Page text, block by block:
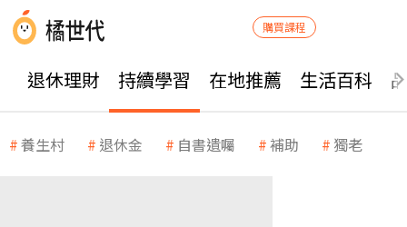
購買課程
退休理財 持續學習 在地推薦 生活百科
養生村 退休金 自書遺囑 補助 獨老